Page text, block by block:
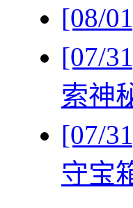
[08/
[07/
索神
[07/
守宝